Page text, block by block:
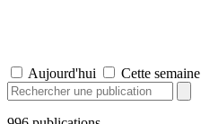
Aujourd'hui Cette semaine